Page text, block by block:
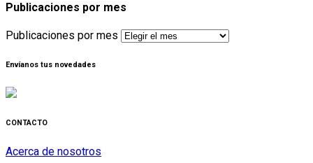
Publicaciones por mes
Publicaciones por mes
Envíanos tus novedades
CONTACTO
Acerca de nosotros